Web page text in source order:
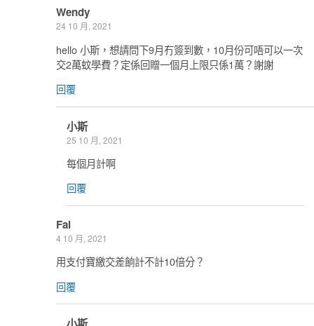
Wendy
24 10 月, 2021
hello 小斯，想請問下9月冇簽到數，10月份可唔可以一次
交2萬蚊學費？定係回贈一個月上限只係1萬？謝謝
回覆
小斯
25 10 月, 2021
每個月計啊
回覆
Fai
4 10 月, 2021
用支付寶繳交差餉計不計10倍分？
回覆